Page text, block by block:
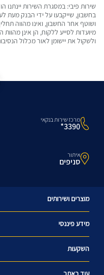
שירות פיבי: במסגרת השירות יינתנו
בחשבון, שייקבעו על ידי הבנק מעת
ושוטף אחר החשבון, ואינו מהווה
מיועדות לסייע ללקוח, הן אינן
ולשקול את יישומן לאור מכלול
מרכז שירות בנקאי
3390*
איתור
סניפים
מוצרים ושירותים
מידע פיננסי
השקעות